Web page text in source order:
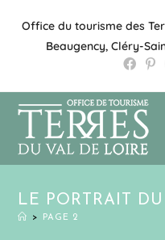
Office du tourisme des
Beaugency, Cléry-
LE PORTRAIT
> PAGE 2